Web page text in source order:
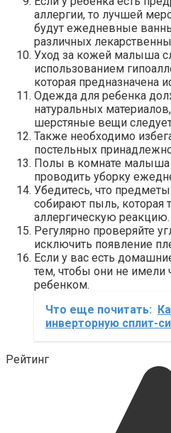
аллергии, то лучшей
будут ежедневные
различных
Уход за кожей малыша
использованием
которая предназначена
Одежда для ребенка
натуральных
шерстяные вещи следует
Также необходимо
постельных
Полы в комнате малыша
проводить уборку
Убедитесь, что
собирают пыль,
аллергическую реакцию.
Регулярно проверяйте
исключить появление
Если у вас есть
тем, чтобы они не имели
ребенком.
Что еще почитать:
инверторную сплит-
Рейтинг